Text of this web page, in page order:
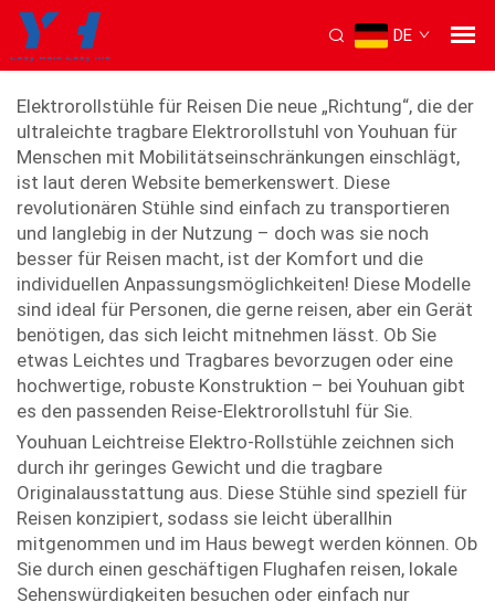
DE
reise-Elektro-Rollstuhl
Elektrorollstühle für Reisen Die neue „Richtung“, die der
ultraleichte tragbare Elektrorollstuhl von Youhuan für
Menschen mit Mobilitätseinschränkungen einschlägt,
ist laut deren Website bemerkenswert. Diese
revolutionären Stühle sind einfach zu transportieren
und langlebig in der Nutzung – doch was sie noch
besser für Reisen macht, ist der Komfort und die
individuellen Anpassungsmöglichkeiten! Diese Modelle
sind ideal für Personen, die gerne reisen, aber ein Gerät
benötigen, das sich leicht mitnehmen lässt. Ob Sie
etwas Leichtes und Tragbares bevorzugen oder eine
hochwertige, robuste Konstruktion – bei Youhuan gibt
es den passenden Reise-Elektrorollstuhl für Sie.
Youhuan Leichtreise Elektro-Rollstühle zeichnen sich
durch ihr geringes Gewicht und die tragbare
Originalausstattung aus. Diese Stühle sind speziell für
Reisen konzipiert, sodass sie leicht überallhin
mitgenommen und im Haus bewegt werden können. Ob
Sie durch einen geschäftigen Flughafen reisen, lokale
Sehenswürdigkeiten besuchen oder einfach nur